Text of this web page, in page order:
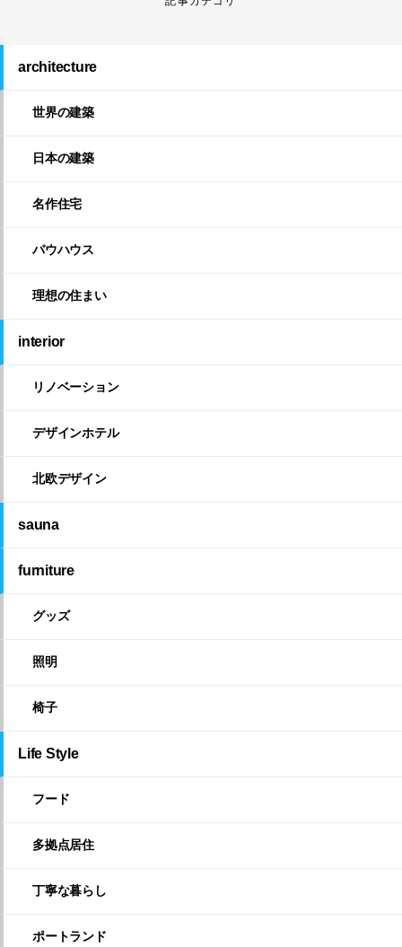
architecture
世界の建築
日本の建築
名作住宅
バウハウス
理想の住まい
interior
リノベーション
デザインホテル
北欧デザイン
sauna
furniture
グッズ
照明
椅子
Life Style
フード
多拠点居住
丁寧な暮らし
ポートランド